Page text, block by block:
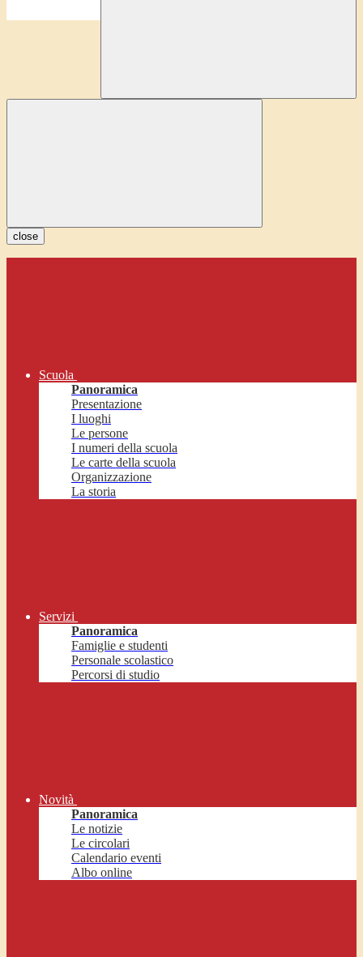
close
Scuola
Panoramica
Presentazione
I luoghi
Le persone
I numeri della scuola
Le carte della scuola
Organizzazione
La storia
Servizi
Panoramica
Famiglie e studenti
Personale scolastico
Percorsi di studio
Novità
Panoramica
Le notizie
Le circolari
Calendario eventi
Albo online